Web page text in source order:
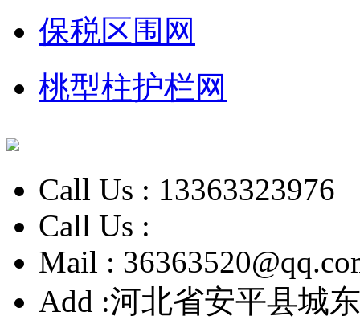
保税区围网
桃型柱护栏网
Call Us : 13363323976
Call Us :
Mail :
Add :河北省安平县城